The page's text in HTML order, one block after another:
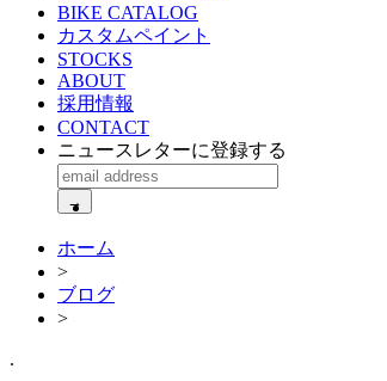
BIKE CATALOG
カスタムペイント
STOCKS
ABOUT
採用情報
CONTACT
ニュースレターに登録する
ホーム
>
ブログ
>
.